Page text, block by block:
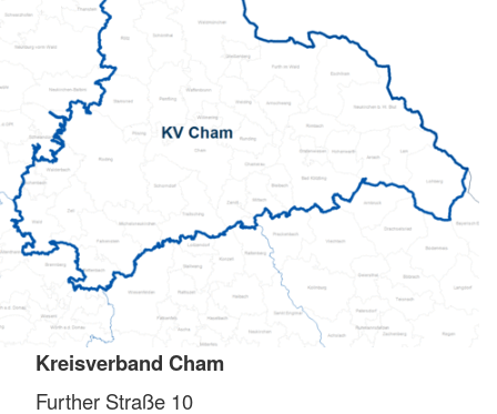
Kreisverband Cham
Further Straße 10